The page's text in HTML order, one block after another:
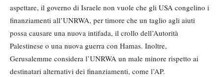
aspettare, il governo di Israele non vuole che gli USA congelino i
finanziamenti all’UNRWA, per timore che un taglio agli aiuti
possa causare una nuova intifada, il crollo dell’Autorità
Palestinese o una nuova guerra con Hamas. Inoltre,
Gerusalemme considera l’UNRWA un male minore rispetto ai
destinatari alternativi dei finanziamenti, come l’AP.